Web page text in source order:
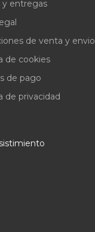
y entregas
de venta y envio
de cookies
de pago
de privacidad